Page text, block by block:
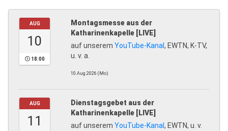
AUG
10
18:00
Montagsmesse aus der
Katharinenkapelle [LIVE]
auf unserem YouTube-Kanal , EWTN, K-TV,
u. v. a.
10.Aug.2026 (Mo)
AUG
11
Dienstagsgebet aus der
Katharinenkapelle [LIVE]
auf unserem YouTube-Kanal , EWTN, u. v.